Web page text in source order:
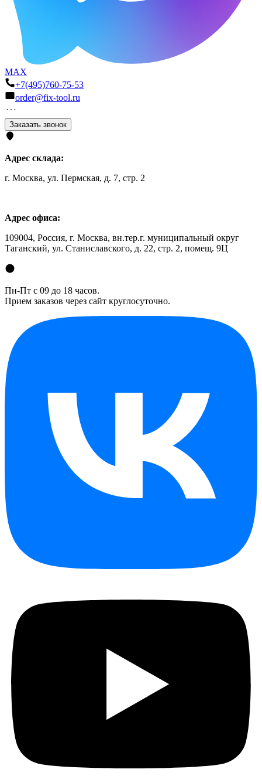
MAX
+7(495)760-75-53
order@fix-tool.ru
Заказать звонок
Адрес склада:
г. Москва, ул. Пермская, д. 7, стр. 2
Адрес офиса:
109004, Россия, г. Москва, вн.тер.г. муниципальный округ
Таганский, ул. Станиславского, д. 22, стр. 2, помещ. 9Ц
Пн-Пт с 09 до 18 часов.
Прием заказов через сайт круглосуточно.